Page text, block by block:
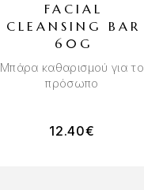
FACIAL
CLEANSING BAR
60G
Μπάρα καθαρισμού για το
πρόσωπο
12.40€